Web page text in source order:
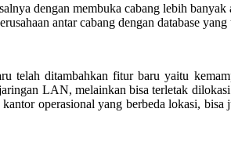
dengan membuka cabang lebih
antar cabang dengan database
telah ditambahkan fitur baru yaitu
LAN, melainkan bisa terletak
operasional yang berbeda lokasi, bisa